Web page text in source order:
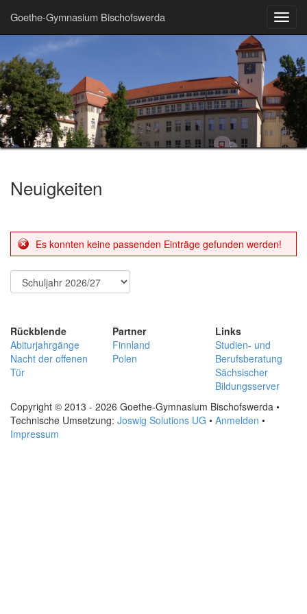
Goethe-Gymnasium Bischofswerda
Neuigkeiten
Es konnten keine passenden Einträge gefunden werden!
Rückblende
Abiturjahrgänge
Nacht der offenen
Tür
Partner
Finnland
Polen
Links
Studien- und
Berufsberatung
Sächsischer
Bildungsserver
Copyright © 2013 - 2026 Goethe-Gymnasium Bischofswerda •
Technische Umsetzung: Joswig Solutions UG • Anmelden •
Impressum